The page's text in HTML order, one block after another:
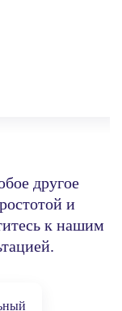
другое
и
к нашим